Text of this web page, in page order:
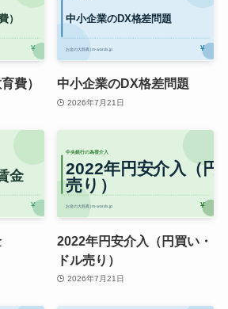
費） 中小企業のDX格差問題
2026年7月21日
2022年円安介入（円買い・
ドル売り）
2026年7月21日